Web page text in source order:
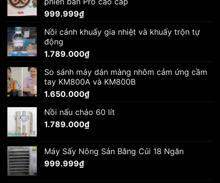
999.999₫
Nồi cánh khuấy gia nhiệt và khuấy trộn tự
động
1.789.000₫
So sánh máy dán màng nhôm cảm ứng cầm
tay KM800A và KM800B
1.650.000₫
Nồi nấu cháo 60 lít
1.789.000₫
Máy Sấy Nông Sản Bằng Củi 18 Ngăn
999.999₫